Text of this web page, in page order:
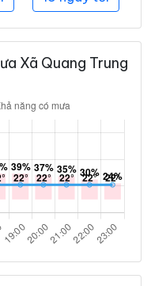
Xã Quang Trung